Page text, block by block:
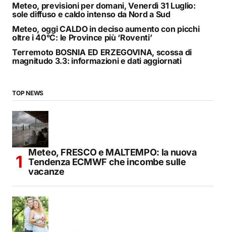
Meteo, previsioni per domani, Venerdì 31 Luglio:
sole diffuso e caldo intenso da Nord a Sud
Meteo, oggi CALDO in deciso aumento con picchi
oltre i 40°C: le Province più ‘Roventi’
Terremoto BOSNIA ED ERZEGOVINA, scossa di
magnitudo 3.3: informazioni e dati aggiornati
TOP NEWS
Meteo, FRESCO e MALTEMPO: la nuova
Tendenza ECMWF che incombe sulle
vacanze